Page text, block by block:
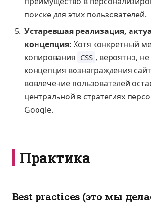
поиске для этих пользователей.
Устаревшая реализация,
концепция: Хотя конкретный
копирования CSS , вероятно, не
концепция вознаграждения
вовлечение пользователей
центральной в стратегиях
Google.
Практика
Best practices (это мы